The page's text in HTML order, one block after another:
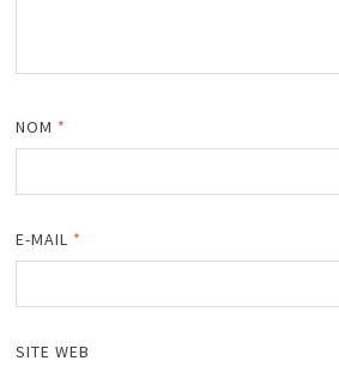
NOM *
E-MAIL *
SITE WEB